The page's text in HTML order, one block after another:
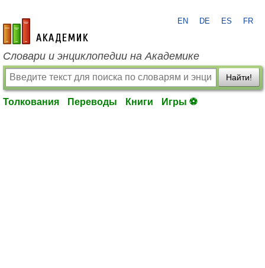
academic.ru
EN DE ES FR
Словари и энциклопедии на Академике
Найти!
Толкования Переводы Книги Игры ⚽